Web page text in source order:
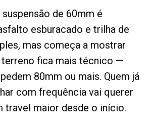
de 60mm é
esburacado e trilha de
mas começa a mostrar
fica mais técnico —
80mm ou mais. Quem já
com frequência vai querer
travel maior desde o início.